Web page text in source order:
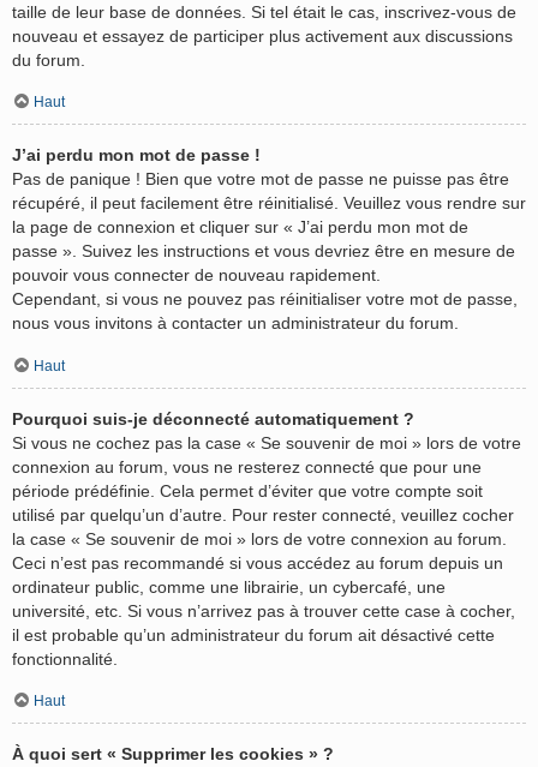
taille de leur base de données. Si tel était le cas, inscrivez-vous de
nouveau et essayez de participer plus activement aux discussions
du forum.
Haut
J’ai perdu mon mot de passe !
Pas de panique ! Bien que votre mot de passe ne puisse pas être
récupéré, il peut facilement être réinitialisé. Veuillez vous rendre sur
la page de connexion et cliquer sur « J’ai perdu mon mot de
passe ». Suivez les instructions et vous devriez être en mesure de
pouvoir vous connecter de nouveau rapidement.
Cependant, si vous ne pouvez pas réinitialiser votre mot de passe,
nous vous invitons à contacter un administrateur du forum.
Haut
Pourquoi suis-je déconnecté automatiquement ?
Si vous ne cochez pas la case « Se souvenir de moi » lors de votre
connexion au forum, vous ne resterez connecté que pour une
période prédéfinie. Cela permet d’éviter que votre compte soit
utilisé par quelqu’un d’autre. Pour rester connecté, veuillez cocher
la case « Se souvenir de moi » lors de votre connexion au forum.
Ceci n’est pas recommandé si vous accédez au forum depuis un
ordinateur public, comme une librairie, un cybercafé, une
université, etc. Si vous n’arrivez pas à trouver cette case à cocher,
il est probable qu’un administrateur du forum ait désactivé cette
fonctionnalité.
Haut
À quoi sert « Supprimer les cookies » ?